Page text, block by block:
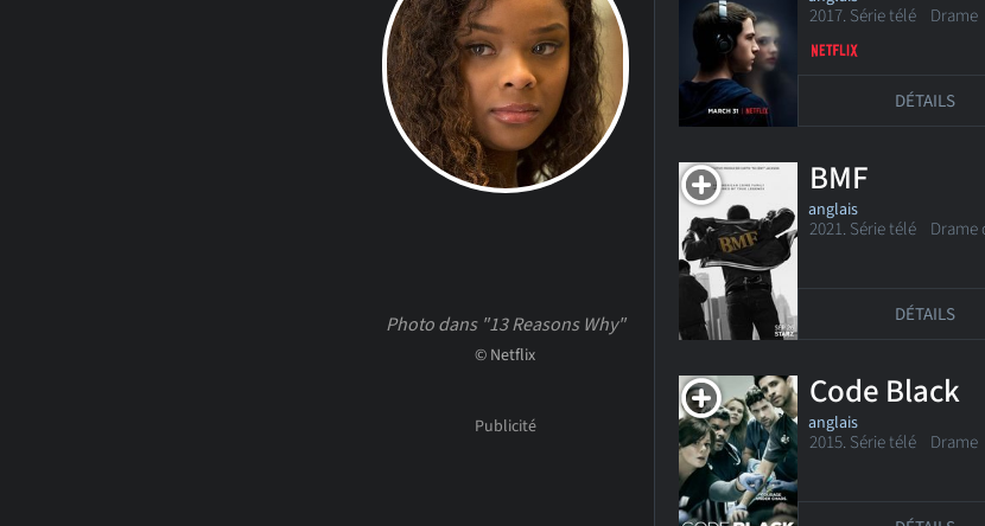
Photo dans "13 Reasons Why"
© Netflix
2017. Série télé Drame
DÉTAILS
BMF
anglais
2021. Série télé Drame
DÉTAILS
Code Black
anglais
2015. Série télé Drame